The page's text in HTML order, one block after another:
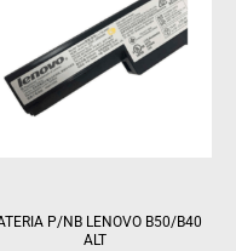
P/NB LENOVO B50/B40
ALT